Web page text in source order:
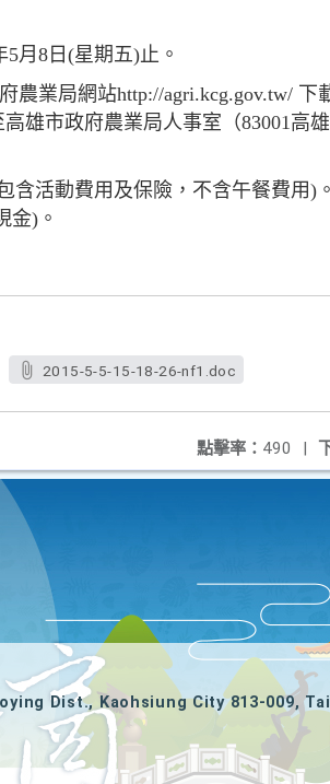
月8日(星期五)止。
農業局網站http://agri.kcg.gov.tw/
雄市政府農業局人事室（83001高
含活動費用及保險，不含午餐費用)
金)。
2015-5-5-15-18-26-nf1.doc
點擊率： 490 |
Dist., Kaohsiung City 813-009,